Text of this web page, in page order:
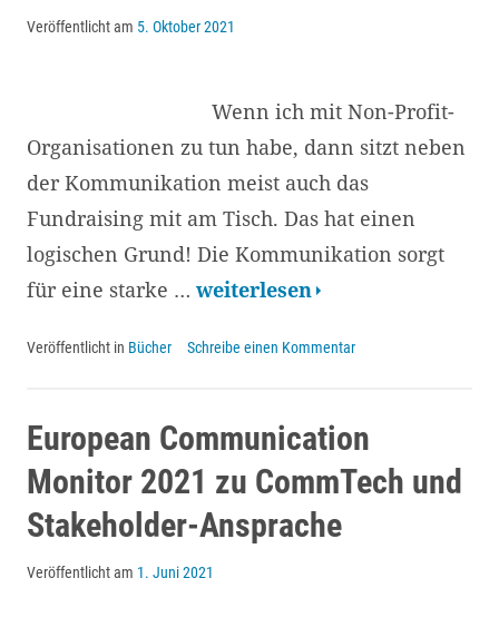
die
Schweiz
Veröffentlicht am 5. Oktober 2021
Wenn ich mit Non-Profit-
Organisationen zu tun habe, dann sitzt neben
der Kommunikation meist auch das
Fundraising mit am Tisch. Das hat einen
logischen Grund! Die Kommunikation sorgt
für eine starke … Online-
der
ins
Buch
und
ein
Ausblick
weiterlesen
Veröffentlicht in Bücher Schreibe einen Kommentar
European Communication
Monitor 2021 zu CommTech und
Stakeholder-Ansprache
Veröffentlicht am 1. Juni 2021